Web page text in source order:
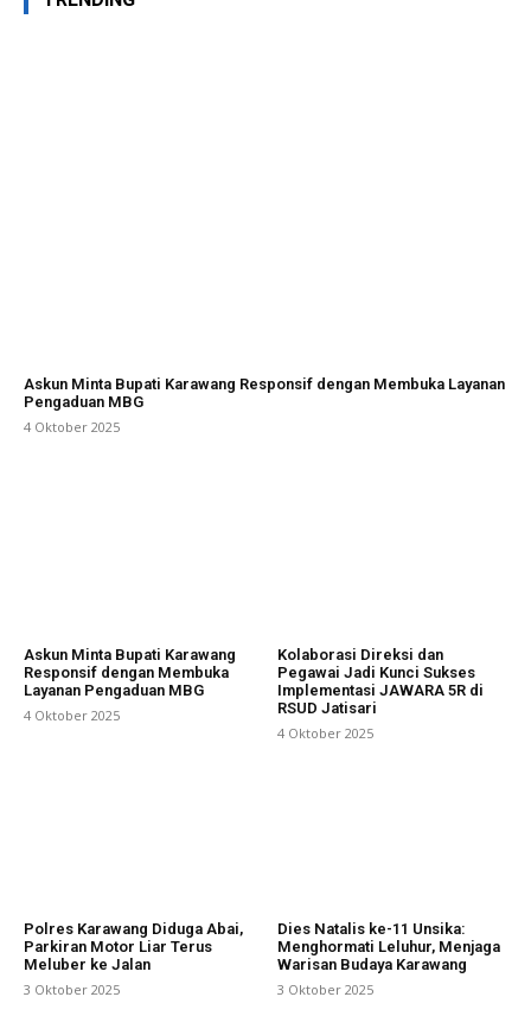
Askun Minta Bupati Karawang Responsif dengan Membuka Layanan
Pengaduan MBG
4 Oktober 2025
Askun Minta Bupati Karawang
Responsif dengan Membuka
Layanan Pengaduan MBG
4 Oktober 2025
Kolaborasi Direksi dan
Pegawai Jadi Kunci Sukses
Implementasi JAWARA 5R di
RSUD Jatisari
4 Oktober 2025
Polres Karawang Diduga Abai,
Parkiran Motor Liar Terus
Meluber ke Jalan
3 Oktober 2025
Dies Natalis ke-11 Unsika:
Menghormati Leluhur, Menjaga
Warisan Budaya Karawang
3 Oktober 2025